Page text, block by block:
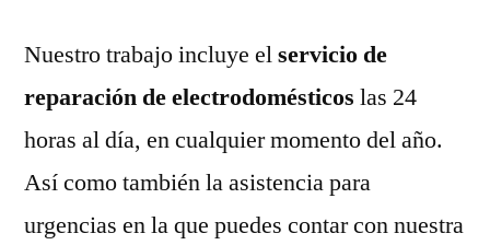
Nuestro trabajo incluye elservicio de
reparación de electrodomésticos las 24
horas al día, en cualquier momento del año.
Así como también la asistencia para
urgencias en la que puedes contar con nuestra